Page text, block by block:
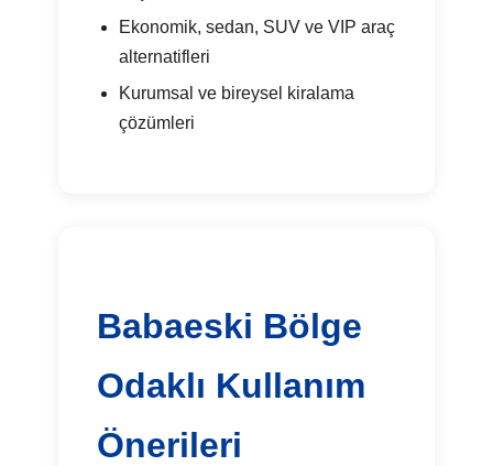
Ekonomik, sedan, SUV ve VIP araç
alternatifleri
Kurumsal ve bireysel kiralama
çözümleri
Babaeski Bölge
Odaklı Kullanım
Önerileri